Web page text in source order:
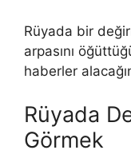
Rüyada bir
arpasını
haberler
Rüyada
Görmek